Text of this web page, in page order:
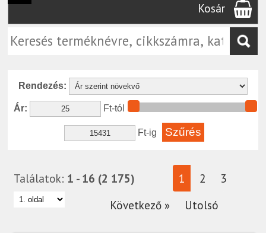
Kosár
Rendezés:
Ár: Ft-tól
Ft-ig
Találatok: 1 - 16 (2 175) 1 2
3
Következő »
Utolsó